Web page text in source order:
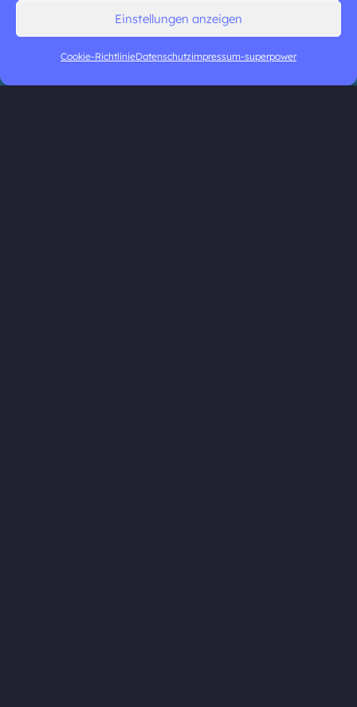
Einstellungen anzeigen
Cookie-RichtlinieDatenschutzimpressum-superpower